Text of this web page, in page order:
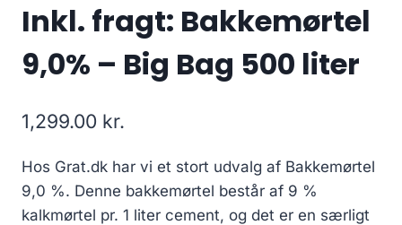
Inkl. fragt: Bakkemørtel
9,0% – Big Bag 500 liter
1,299.00 kr.
Hos Grat.dk har vi et stort udvalg af Bakkemørtel
9,0 %. Denne bakkemørtel består af 9 %
kalkmørtel pr. 1 liter cement, og det er en særligt